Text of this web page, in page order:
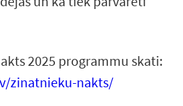
2025 programmu skati:
zinatnieku-nakts/